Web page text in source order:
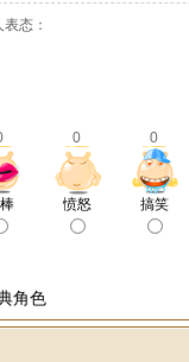
表态：
0 0
愤怒 搞笑
角色